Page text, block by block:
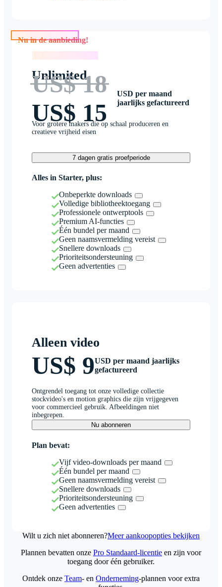
Nu in de aanbieding!
Unlimited
US$ 18
US$ 15
USD per maand
jaarlijks gefactureerd
Voor grotere makers die op schaal produceren en
creatieve vrijheid eisen
7 dagen gratis proefperiode
Alles in Starter, plus:
Onbeperkte downloads
Volledige bibliotheektoegang
Professionele ontwerptools
Premium AI-functies
Één bundel per maand
Geen naamsvermelding vereist
Snellere downloads
Prioriteitsondersteuning
Geen advertenties
Alleen video
US$ 9USD per maand jaarlijks
gefactureerd
Ontgrendel toegang tot onze volledige collectie
stockvideo's en motion graphics die zijn vrijgegeven
voor commercieel gebruik. Afbeeldingen niet
inbegrepen.
Nu abonneren
Plan bevat:
Vijf video-downloads per maand
Één bundel per maand
Geen naamsvermelding vereist
Snellere downloads
Prioriteitsondersteuning
Geen advertenties
Wilt u zich niet abonneren?Meer aankoopopties bekijken
Plannen bevatten onze Pro Standaard-licentie en zijn voor
toegang door één gebruiker.
Ontdek onze Team- en Onderneming-plannen voor extra